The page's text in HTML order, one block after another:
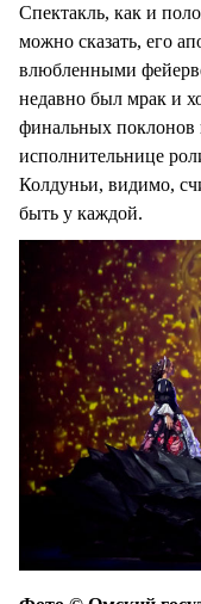
Спектакль, как и
можно сказать, его
влюбленными
недавно был мрак и
финальных поклонов
исполнительнице
Колдуньи, видимо,
быть у каждой.